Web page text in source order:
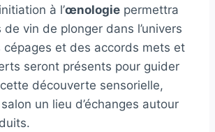
à l’œnologie permettra
vin de plonger dans l’univers
et des accords mets et
seront présents pour guider
découverte sensorielle,
un lieu d’échanges autour